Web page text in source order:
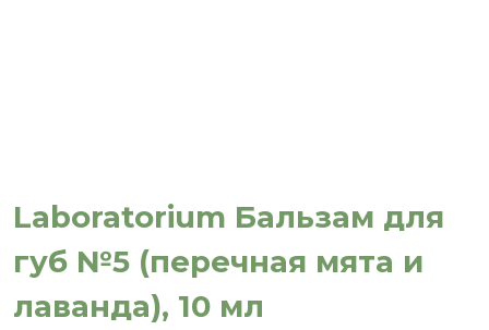
Laboratorium Бальзам для
губ №5 (перечная мята и
лаванда), 10 мл